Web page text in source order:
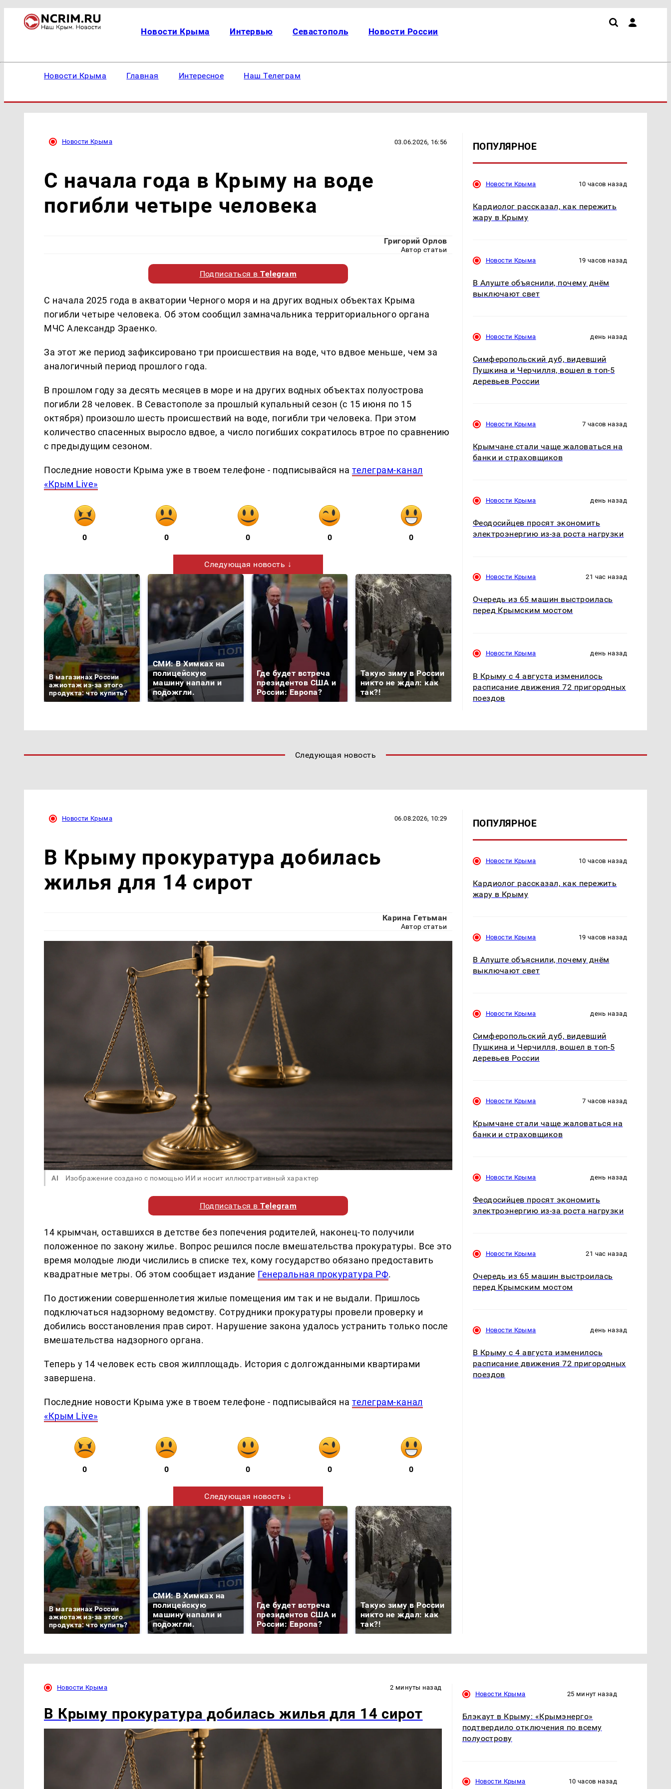
Новости Крыма Интервью Севастополь Новости России
Новости Крыма Главная Интересное Наш Телеграм
Новости Крыма 03.06.2026, 16:56
С начала года в Крыму на воде
погибли четыре человека
Григорий Орлов
Автор статьи
Подписаться вTelegram
С начала 2025 года в акватории Черного моря и на других водных объектах Крыма
погибли четыре человека. Об этом сообщил замначальника территориального органа
МЧС Александр Зраенко.
За этот же период зафиксировано три происшествия на воде, что вдвое меньше, чем за
аналогичный период прошлого года.
В прошлом году за десять месяцев в море и на других водных объектах полуострова
погибли 28 человек. В Севастополе за прошлый купальный сезон (с 15 июня по 15
октября) произошло шесть происшествий на воде, погибли три человека. При этом
количество спасенных выросло вдвое, а число погибших сократилось втрое по сравнению
с предыдущим сезоном.
Последние новости Крыма уже в твоем телефоне - подписывайся нателеграм-канал
«Крым Live»
0 0 0 0 0
Следующая новость ↓
В магазинах России
ажиотаж из-за этого
продукта: что купить?
СМИ: В Химках на
полицейскую
машину напали и
подожгли.
Где будет встреча
президентов США и
России: Европа?
Такую зиму в России
никто не ждал: как
так?!
На Урале из казны
были украдены 18
миллионов рублей
Как выглядит место
крушение вертолета на
Кавказе: смотреть
ПОПУЛЯРНОЕ
Новости Крыма 10 часов назад
Кардиолог рассказал, как пережить
жару в Крыму
Новости Крыма 19 часов назад
В Алуште объяснили, почему днём
выключают свет
Новости Крыма день назад
Симферопольский дуб, видевший
Пушкина и Черчилля, вошел в топ-5
деревьев России
Новости Крыма 7 часов назад
Крымчане стали чаще жаловаться на
банки и страховщиков
Новости Крыма день назад
Феодосийцев просят экономить
электроэнергию из-за роста нагрузки
Новости Крыма 21 час назад
Очередь из 65 машин выстроилась
перед Крымским мостом
Новости Крыма день назад
В Крыму с 4 августа изменилось
расписание движения 72 пригородных
поездов
Следующая новость
Новости Крыма 06.08.2026, 10:29
В Крыму прокуратура добилась
жилья для 14 сирот
Карина Гетьман
Автор статьи
AI Изображение создано с помощью ИИ и носит иллюстративный характер
Подписаться вTelegram
14 крымчан, оставшихся в детстве без попечения родителей, наконец-то получили
положенное по закону жилье. Вопрос решился после вмешательства прокуратуры. Все это
время молодые люди числились в списке тех, кому государство обязано предоставить
квадратные метры. Об этом сообщает издание Генеральная прокуратура РФ.
По достижении совершеннолетия жилые помещения им так и не выдали. Пришлось
подключаться надзорному ведомству. Сотрудники прокуратуры провели проверку и
добились восстановления прав сирот. Нарушение закона удалось устранить только после
вмешательства надзорного органа.
Теперь у 14 человек есть своя жилплощадь. История с долгожданными квартирами
завершена.
Последние новости Крыма уже в твоем телефоне - подписывайся нателеграм-канал
«Крым Live»
0 0 0 0 0
Следующая новость ↓
В магазинах России
ажиотаж из-за этого
продукта: что купить?
СМИ: В Химках на
полицейскую
машину напали и
подожгли.
Где будет встреча
президентов США и
России: Европа?
Такую зиму в России
никто не ждал: как
так?!
ПОПУЛЯРНОЕ
Новости Крыма 10 часов назад
Кардиолог рассказал, как пережить
жару в Крыму
Новости Крыма 19 часов назад
В Алуште объяснили, почему днём
выключают свет
Новости Крыма день назад
Симферопольский дуб, видевший
Пушкина и Черчилля, вошел в топ-5
деревьев России
Новости Крыма 7 часов назад
Крымчане стали чаще жаловаться на
банки и страховщиков
Новости Крыма день назад
Феодосийцев просят экономить
электроэнергию из-за роста нагрузки
Новости Крыма 21 час назад
Очередь из 65 машин выстроилась
перед Крымским мостом
Новости Крыма день назад
В Крыму с 4 августа изменилось
расписание движения 72 пригородных
поездов
Новости Крыма 2 минуты назад
В Крыму прокуратура добилась жилья для 14 сирот
Новости Крыма 25 минут назад
Блэкаут в Крыму: «Крымэнерго»
подтвердило отключения по всему
полуострову
Новости Крыма 10 часов назад